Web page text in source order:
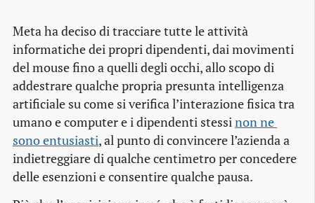
Meta ha deciso di tracciare tutte le attività
informatiche dei propri dipendenti, dai movimenti
del mouse fino a quelli degli occhi, allo scopo di
addestrare qualche propria presunta intelligenza
artificiale su come si verifica l’interazione fisica tra
umano e computer e i dipendenti stessinon ne
sono entusiasti, al punto di convincere l’azienda a
indietreggiare di qualche centimetro per concedere
delle esenzioni e consentire qualche pausa.